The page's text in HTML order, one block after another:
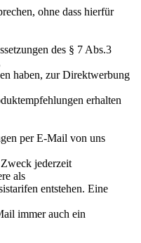
ohne dass hierfür
des § 7 Abs.3
haben, zur Direktwerbung
erhalten
per E-Mail von uns
jederzeit
als
entstehen. Eine
immer auch ein